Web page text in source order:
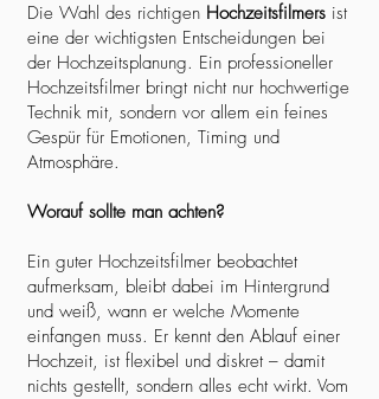
Die Wahl des richtigen Hochzeitsfilmers ist
eine der wichtigsten Entscheidungen bei
der Hochzeitsplanung. Ein professioneller
Hochzeitsfilmer bringt nicht nur hochwertige
Technik mit, sondern vor allem ein feines
Gespür für Emotionen, Timing und
Atmosphäre.
Worauf sollte man achten?
Ein guter Hochzeitsfilmer beobachtet
aufmerksam, bleibt dabei im Hintergrund
und weiß, wann er welche Momente
einfangen muss. Er kennt den Ablauf einer
Hochzeit, ist flexibel und diskret – damit
nichts gestellt, sondern alles echt wirkt. Vom